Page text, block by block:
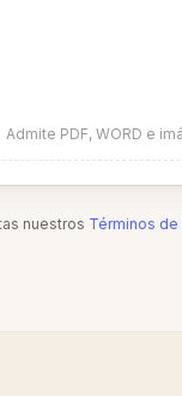
Admite PDF, WORD e
nuestros Términos de